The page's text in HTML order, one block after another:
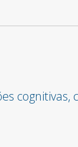
cognitivas,